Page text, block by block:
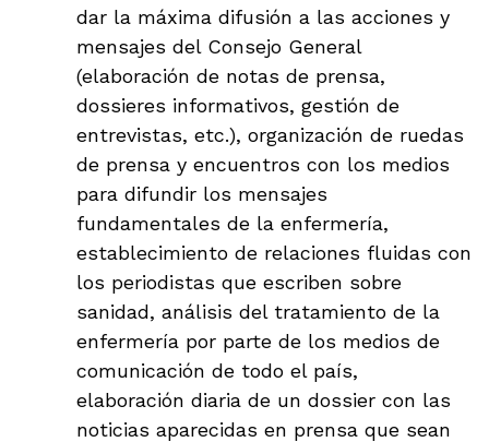
dar la máxima difusión a las acciones y
mensajes del Consejo General
(elaboración de notas de prensa,
dossieres informativos, gestión de
entrevistas, etc.), organización de ruedas
de prensa y encuentros con los medios
para difundir los mensajes
fundamentales de la enfermería,
establecimiento de relaciones fluidas con
los periodistas que escriben sobre
sanidad, análisis del tratamiento de la
enfermería por parte de los medios de
comunicación de todo el país,
elaboración diaria de un dossier con las
noticias aparecidas en prensa que sean